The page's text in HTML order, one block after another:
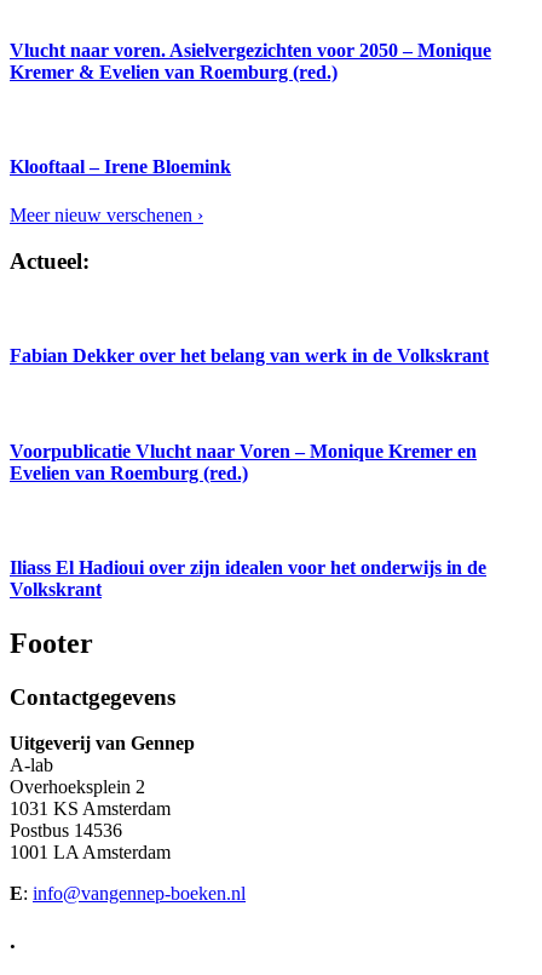
Vlucht naar voren. Asielvergezichten voor 2050 – Monique
Kremer & Evelien van Roemburg (red.)
Klooftaal – Irene Bloemink
Meer nieuw verschenen ›
Actueel:
Fabian Dekker over het belang van werk in de Volkskrant
Voorpublicatie Vlucht naar Voren – Monique Kremer en
Evelien van Roemburg (red.)
Iliass El Hadioui over zijn idealen voor het onderwijs in de
Volkskrant
Footer
Contactgegevens
Uitgeverij van Gennep
A-lab
Overhoeksplein 2
1031 KS Amsterdam
Postbus 14536
1001 LA Amsterdam
E: info@vangennep-boeken.nl
.